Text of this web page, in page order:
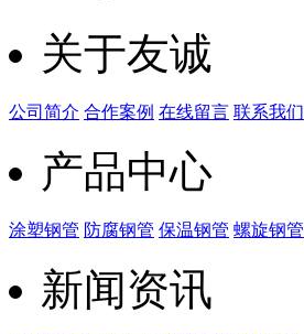
关于友诚
公司简介 合作案例 在线留言 联系我们
产品中心
涂塑钢管 防腐钢管 保温钢管 螺旋钢管
新闻资讯